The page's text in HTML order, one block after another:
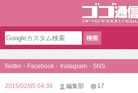
Twitter・Facebook・Instagram・SNS
2015/02/05 04:38 編集部 17